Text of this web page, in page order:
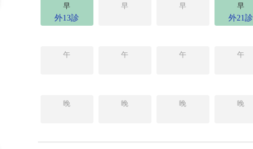
早
外13診
早 早 早
外21診
午 午 午 午
晚 晚 晚 晚